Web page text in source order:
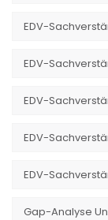
EDV-
EDV-
EDV-
EDV-
EDV-
Gap-Analyse